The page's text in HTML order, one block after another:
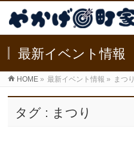
最新イベント情報
HOME » 最新イベント情報 » まつり
タグ : まつり